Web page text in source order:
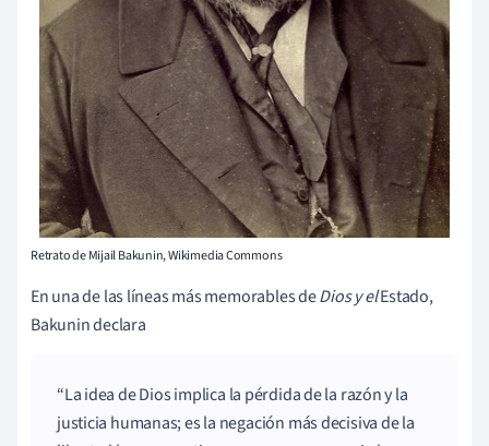
Retrato de Mijail Bakunin, Wikimedia Commons
En una de las líneas más memorables deDios y elEstado,
Bakunin declara
La idea de Dios implica la pérdida de la razón y la
justicia humanas; es la negación más decisiva de la